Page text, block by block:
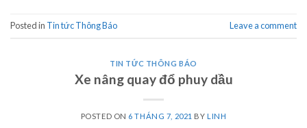
Posted in Tin tức Thông Báo Leave a comment
TIN TỨC THÔNG BÁO
Xe nâng quay đổ phuy dầu
POSTED ON 6 THÁNG 7, 2021 BY LINH